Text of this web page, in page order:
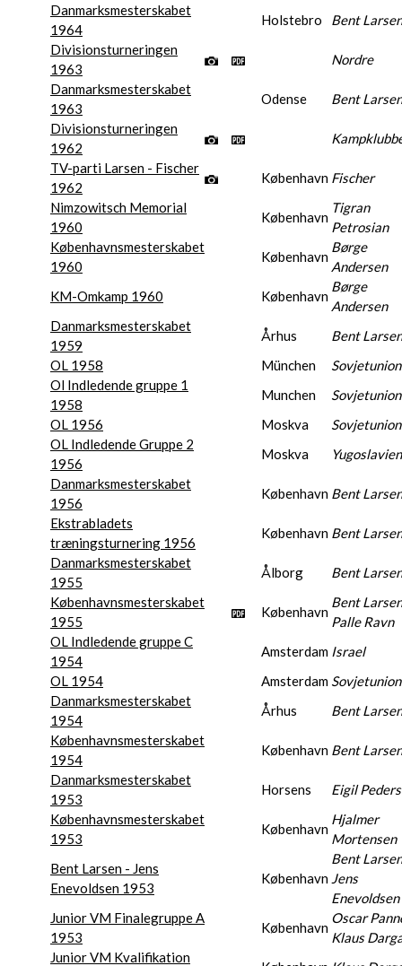
Danmarksmesterskabet
1964
Holstebro
Bent Larsen
Divisionsturneringen
1963
Nordre
Danmarksmesterskabet
1963
Odense
Bent Larsen
Divisionsturneringen
1962
TV-parti Larsen - Fischer
1962
København Fischer
Nimzowitsch Memorial
1960
København
Tigran
Petrosian
Københavnsmesterskabet
1960
København
Børge
Andersen
KM-Omkamp 1960
København
Børge
Andersen
Danmarksmesterskabet
1959
Århus
Bent Larsen
OL 1958
München
Ol Indledende gruppe 1
1958
Munchen
OL 1956
Moskva
OL Indledende Gruppe 2
1956
Moskva
Yugoslavien
Danmarksmesterskabet
1956
København Bent Larsen
Ekstrabladets
træningsturnering 1956
København Bent Larsen
Danmarksmesterskabet
1955
Ålborg
Bent Larsen
Københavnsmesterskabet
1955
København
Bent
Palle Ravn
OL Indledende gruppe C
1954
Amsterdam Israel
OL 1954
Amsterdam
Danmarksmesterskabet
1954
Århus
Bent Larsen
Københavnsmesterskabet
1954
København Bent Larsen
Danmarksmesterskabet
1953
Horsens
Eigil
Københavnsmesterskabet
1953
København
Hjalmer
Mortensen
Bent Larsen - Jens
Enevoldsen 1953
København
Bent
Jens
Enevoldsen
Junior VM Finalegruppe A
1953
København
Oscar
Klaus
Junior VM Kvalifikation